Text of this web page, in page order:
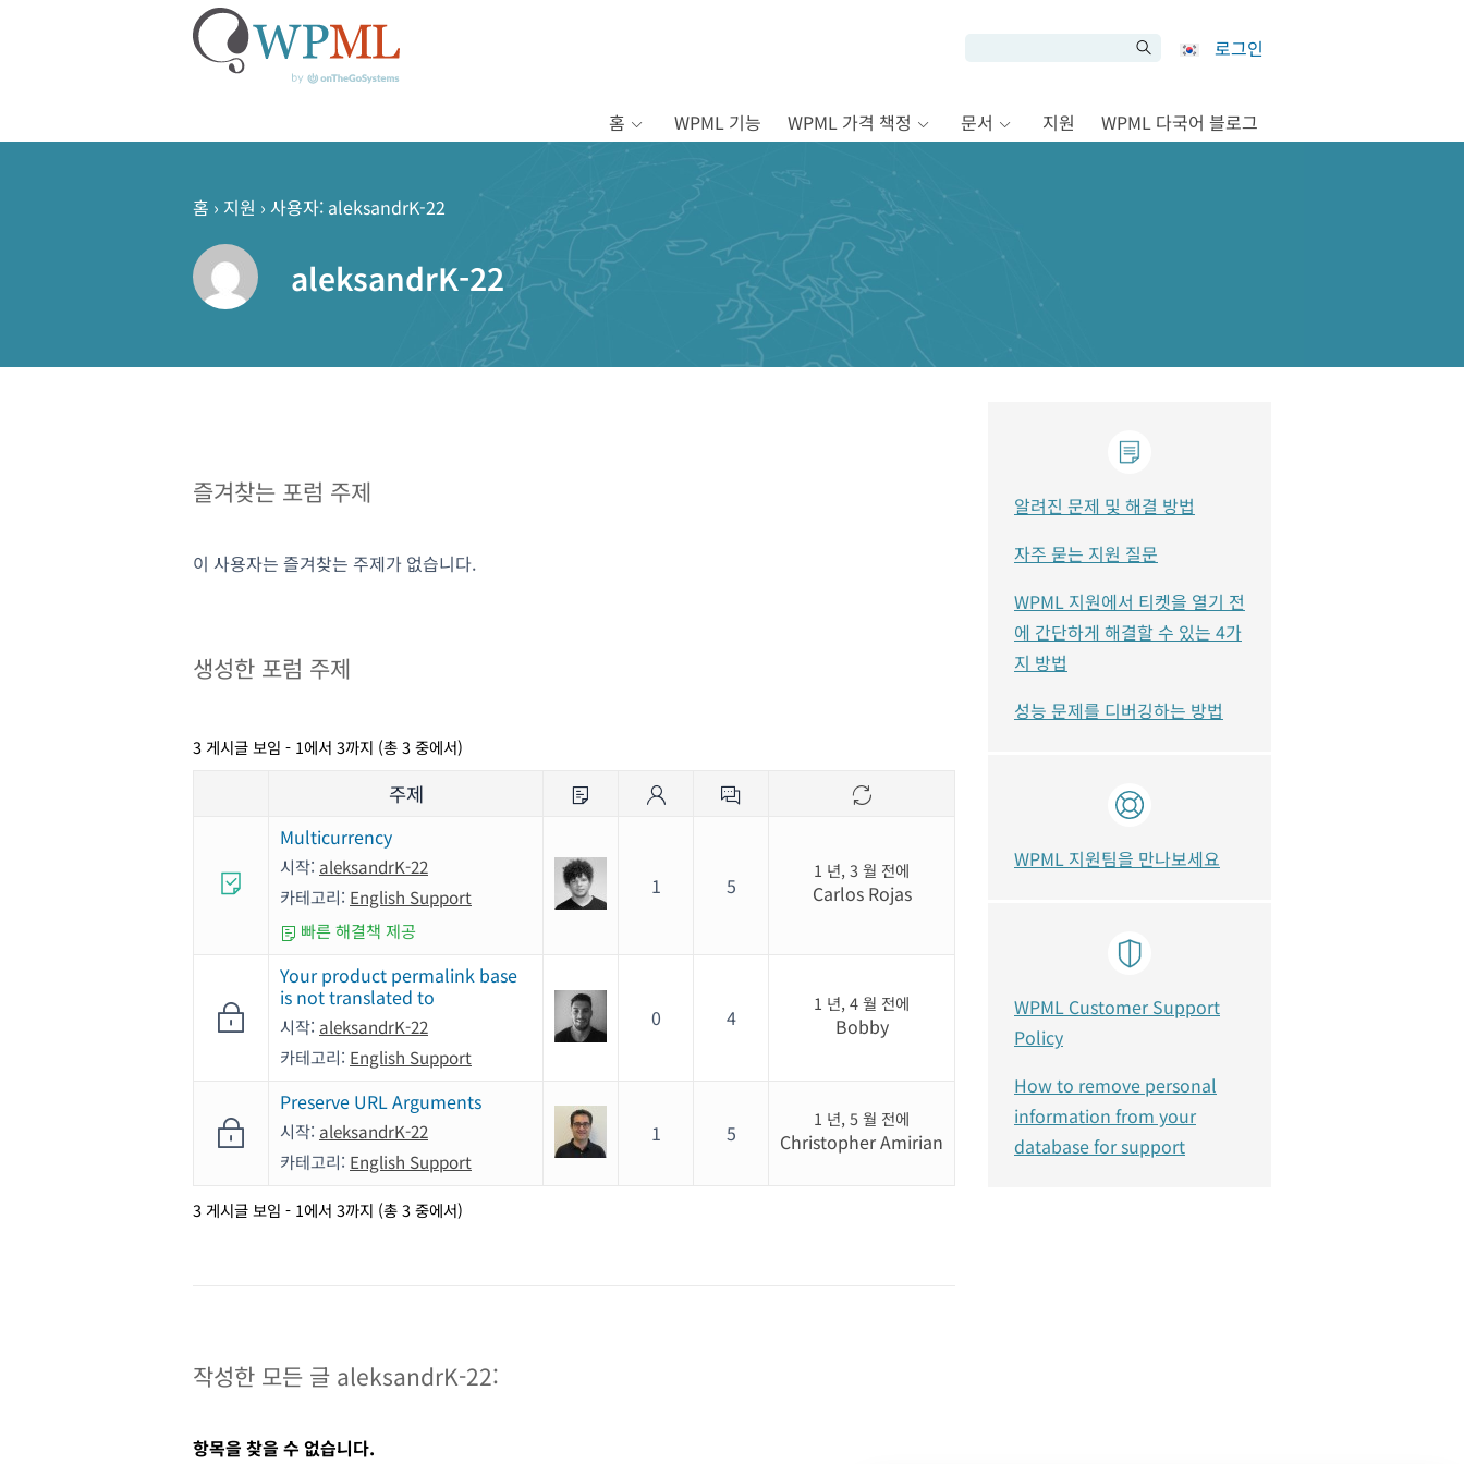
로그인
홈 WPML 기능 WPML 가격 책정 문서 지원 WPML 다국어 블로그
홈 › 지원 › 사용자: aleksandrK-22
aleksandrK-22
즐겨찾는 포럼 주제
이 사용자는 즐겨찾는 주제가 없습니다.
생성한 포럼 주제
3 게시글 보임 - 1에서 3까지 (총 3 중에서)
주제
Multicurrency
시작: aleksandrK-22
카테고리: English Support
빠른 해결책 제공
1 5
1 년, 3 월 전에
Carlos Rojas
Your product permalink base
is not translated to
시작: aleksandrK-22
카테고리: English Support
0 4
1 년, 4 월 전에
Bobby
Preserve URL Arguments
시작: aleksandrK-22
카테고리: English Support
1 5
1 년, 5 월 전에
Christopher Amirian
3 게시글 보임 - 1에서 3까지 (총 3 중에서)
작성한 모든 글 aleksandrK-22:
항목을 찾을 수 없습니다.
알려진 문제 및 해결 방법
자주 묻는 지원 질문
WPML 지원에서 티켓을 열기 전
에 간단하게 해결할 수 있는 4가
지 방법
성능 문제를 디버깅하는 방법
WPML 지원팀을 만나보세요
WPML Customer Support
Policy
How to remove personal
information from your
database for support